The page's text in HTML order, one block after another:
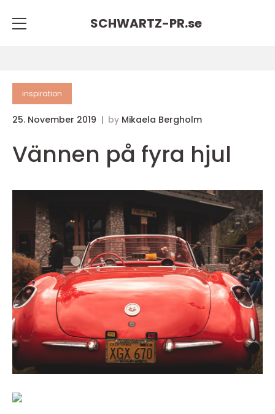
SCHWARTZ-PR.se
inspiration
25. November 2019 by Mikaela Bergholm
Vännen på fyra hjul